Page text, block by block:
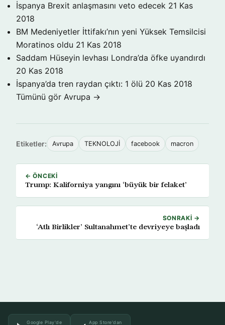
İspanya Brexit anlaşmasını veto edecek 21 Kas
2018
BM Medeniyetler İttifakı’nın yeni Yüksek Temsilcisi
Moratinos oldu 21 Kas 2018
Saddam Hüseyin levhası Londra’da öfke uyandırdı
20 Kas 2018
İspanya’da tren raydan çıktı: 1 ölü 20 Kas 2018
Tümünü gör Avrupa →
Etiketler: Avrupa TEKNOLOJİ facebook macron
← ÖNCEKI
Trump: Kaliforniya yangını ‘büyük bir felaket’
SONRAKI →
‘Atlı Birlikler’ Sultanahmet’te devriyeye başladı
Google Play'de App Store'dan